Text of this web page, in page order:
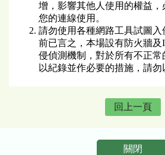
增，影響其他人使用的權益，
您的連線使用。
請勿使用各種網路工具試圖入
前已言之，本場設有防火牆及
侵偵測機制，對於所有不正常
以紀錄並作必要的措施，請勿
回上一頁
關閉